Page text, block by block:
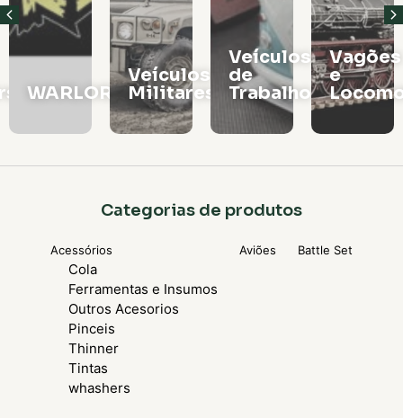
WARLORD
Veículos
Militares
Veículos
de
Trabalho
Vagões
e
Categorias de produtos
Acessórios
Cola
Ferramentas e Insumos
Outros Acesorios
Pinceis
Thinner
Tintas
whashers
Aviões Battle Set